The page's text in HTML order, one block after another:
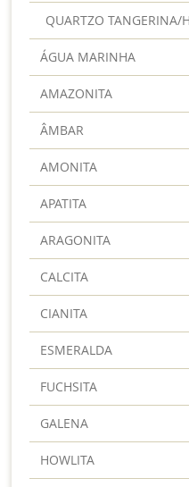
QUARTZO TANGERINA/
ÁGUA MARINHA
AMAZONITA
ÂMBAR
AMONITA
APATITA
ARAGONITA
CALCITA
CIANITA
ESMERALDA
FUCHSITA
GALENA
HOWLITA